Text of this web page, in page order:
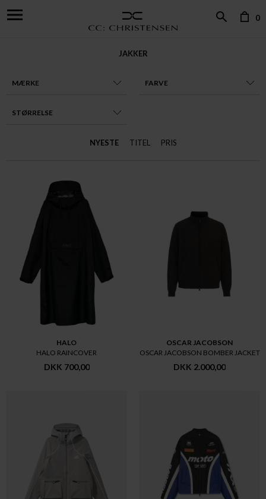
0
JAKKER
MÆRKE FARVE
STØRRELSE
NYESTE TITEL PRIS
HALO
HALO RAINCOVER
DKK 700,00
OSCAR JACOBSON
OSCAR JACOBSON BOMBER JACKET
DKK 2.000,00